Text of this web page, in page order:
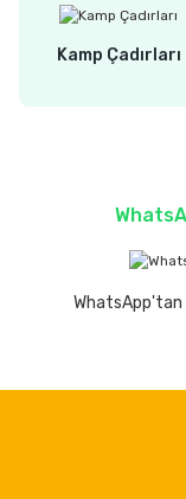
Kamp Çadırları
WhatsApp'tan